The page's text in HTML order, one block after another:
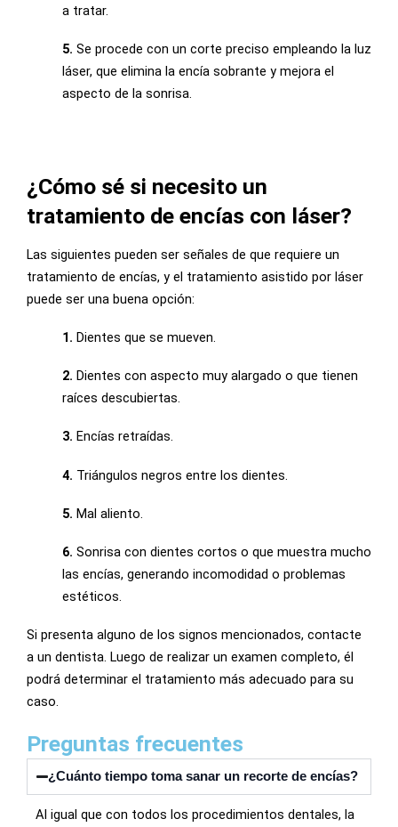
a tratar.
5. Se procede con un corte preciso empleando la luz
láser, que elimina la encía sobrante y mejora el
aspecto de la sonrisa.
¿Cómo sé si necesito un
tratamiento de encías con láser?
Las siguientes pueden ser señales de que requiere un
tratamiento de encías, y el tratamiento asistido por láser
puede ser una buena opción:
1. Dientes que se mueven.
2. Dientes con aspecto muy alargado o que tienen
raíces descubiertas.
3. Encías retraídas.
4. Triángulos negros entre los dientes.
5. Mal aliento.
6. Sonrisa con dientes cortos o que muestra mucho
las encías, generando incomodidad o problemas
estéticos.
Si presenta alguno de los signos mencionados, contacte
a un dentista. Luego de realizar un examen completo, él
podrá determinar el tratamiento más adecuado para su
caso.
Preguntas frecuentes
¿Cuánto tiempo toma sanar un recorte de encías?
Al igual que con todos los procedimientos dentales, la